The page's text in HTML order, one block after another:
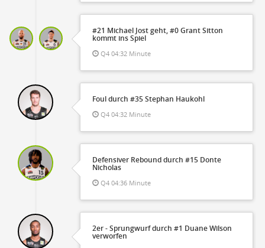
#21 Michael Jost geht, #0 Grant Sitton
kommt ins Spiel
Q4 04:32 Minute
Foul durch #35 Stephan Haukohl
Q4 04:32 Minute
Defensiver Rebound durch #15 Donte
Nicholas
Q4 04:36 Minute
2er - Sprungwurf durch #1 Duane Wilson
verworfen